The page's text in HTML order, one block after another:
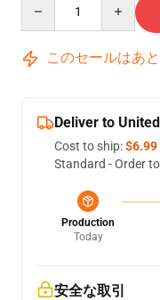
このセールはあと
Deliver to
Cost to ship:$6.99
Standard - Order
Production
Today
安全な取引